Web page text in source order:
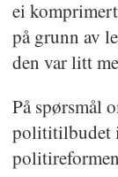
ei
på grunn av
den var litt
På spørsmål
polititilbudet